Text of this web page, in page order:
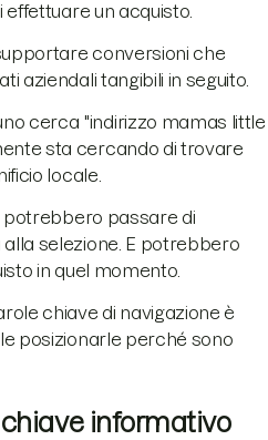
un acquisto.
conversioni che
aziendali tangibili in seguito.
cerca "indirizzo mamas little
sta cercando di trovare
locale.
potrebbero passare di
selezione. E potrebbero
in quel momento.
chiave di navigazione è
posizionarle perché sono
informativo